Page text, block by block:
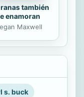
también
enamoran
Maxwell
s. buck